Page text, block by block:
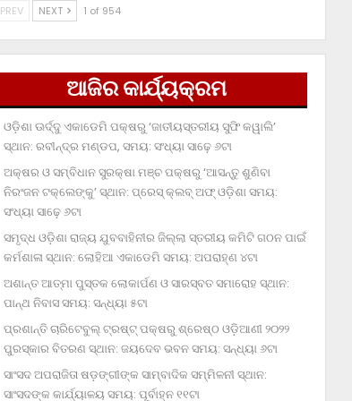
PREV NEXT 1 of 954
ଆଜିର କାର୍ଯ୍ୟକ୍ରମ
ଓଡ଼ିଶା ଊର୍ଦ୍ଦୁ ଏକାଡେମି ପକ୍ଷରୁ ‘ଜାତୀୟସ୍ତରୀୟ ସୁଫି କୱାଲି’
ସ୍ଥାନ: ରବୀନ୍ଦ୍ର ମଣ୍ଡପ, ସମୟ: ସଂଧ୍ୟା ସାଢ଼େ ୬ଟା
ଅକ୍ଷର ଓ ସମ୍ବିଧାନ ସୁରକ୍ଷା ମଞ୍ଚ ପକ୍ଷରୁ ‘ଆସନ୍ତୁ ଶୁଣିବା
ନିରଂଜନ ଟକ୍‌ଲେଙ୍କୁ’ ସ୍ଥାନ: ପ୍ରେସ୍‌ କ୍ଲବ୍‌ ଅଫ୍‌ ଓଡ଼ିଶା ସମୟ:
ସଂଧ୍ୟା ସାଢ଼େ ୬ଟା
ସମୃଦ୍ଧ ଓଡ଼ିଶା ରାଜ୍ୟ ଯୁବବାହିନୀର ଜିଲ୍ଲା ସ୍ତରୀୟ କମିଟି ଗଠନ ପାଇଁ
କର୍ମଶାଳା ସ୍ଥାନ: ଲୋହିଆ ଏକାଡେମି ସମୟ: ଅପରାହ୍‌ଣ ୪ଟା
ଅଶାନ୍ତ ଆତ୍ମା ପୁସ୍ତକ ଲୋକାର୍ପଣ ଓ ସାରସ୍ବତ ସମାରୋହ ସ୍ଥାନ:
ପାନ୍ଥ ନିବାସ ସମୟ: ସନ୍ଧ୍ୟା ୫ଟା
ପ୍ରଶାନ୍ତି ଚାରିଟେବୁଲ୍‌ ଟ୍ରଷ୍ଟ୍‌ ପକ୍ଷରୁ ଶ୍ରେଷ୍ଠ ଓଡ଼ିଆଣୀ ୨୦୨୨
ପୁରସ୍କାର ବିତରଣ ସ୍ଥାନ: ଜୟଦେବ ଭବନ ସମୟ: ସନ୍ଧ୍ୟା ୬ଟା
ସାଂସଦ ଅପରାଜିତା ଷଡ଼ଙ୍ଗୀଙ୍କ ସାମ୍ବାଦିକ ସମ୍ମିଳନୀ ସ୍ଥାନ:
ସାଂସଦଙ୍କ କାର୍ଯ୍ୟାଳୟ ସମୟ: ପୂର୍ବାହ୍ନ ୧୧ଟା